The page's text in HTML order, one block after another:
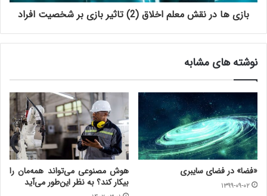
بازی ها در نقش معلم اخلاق (2) تاثیر بازی بر شخصیت افراد
نوشته های مشابه
«فضا» در فضای سایبری
۱۳۹۹-۰۹-۰۲
هوش مصنوعی می‌تواند همه‌مان را
بیکار کند؟ به نظر این‌طور می‌آید